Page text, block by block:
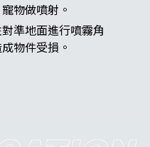
物做噴射。
準地面進行噴霧角
物件受損。